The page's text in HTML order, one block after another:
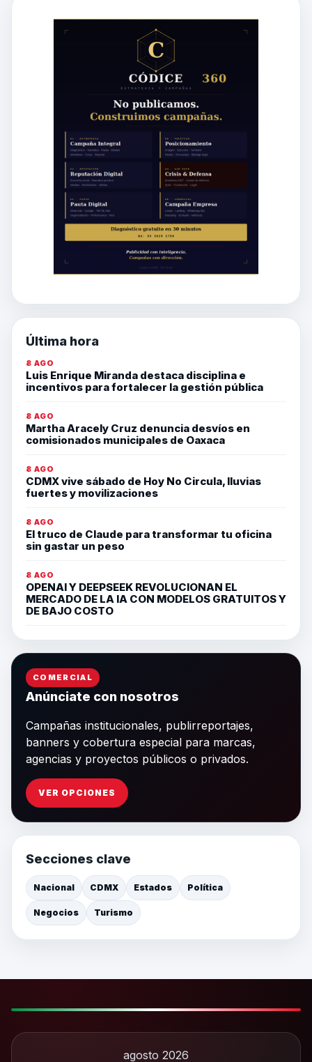
Última hora
8 AGO
Luis Enrique Miranda destaca disciplina e
incentivos para fortalecer la gestión pública
8 AGO
Martha Aracely Cruz denuncia desvíos en
comisionados municipales de Oaxaca
8 AGO
CDMX vive sábado de Hoy No Circula, lluvias
fuertes y movilizaciones
8 AGO
El truco de Claude para transformar tu oficina
sin gastar un peso
8 AGO
OPENAI Y DEEPSEEK REVOLUCIONAN EL
MERCADO DE LA IA CON MODELOS GRATUITOS Y
DE BAJO COSTO
COMERCIAL
Anúnciate con nosotros
Campañas institucionales, publirreportajes,
banners y cobertura especial para marcas,
agencias y proyectos públicos o privados.
VER OPCIONES
Secciones clave
Nacional CDMX Estados Política
Negocios Turismo
agosto 2026